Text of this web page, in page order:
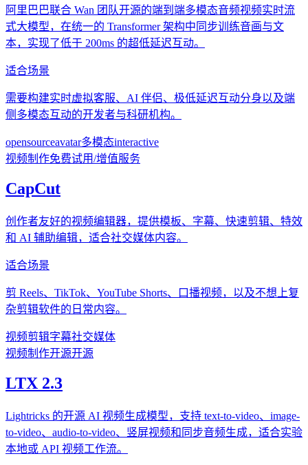
阿里巴巴联合 Wan 团队开源的端到端多模态音频视频实时流
式大模型，在统一的 Transformer 架构中同步训练音画与文
本，实现了低于 200ms 的超低延迟互动。
适合场景
需要构建实时虚拟客服、AI 伴侣、极低延迟互动分身以及端
侧多模态互动的开发者与科研机构。
opensourceavatar多模态interactive
视频制作免费试用/增值服务
CapCut
创作者友好的视频编辑器，提供模板、字幕、快速剪辑、特效
和 AI 辅助编辑，适合社交媒体内容。
适合场景
剪 Reels、TikTok、YouTube Shorts、口播视频，以及不想上复
杂剪辑软件的日常内容。
视频剪辑字幕社交媒体
视频制作开源开源
LTX 2.3
Lightricks 的开源 AI 视频生成模型，支持 text-to-video、image-
to-video、audio-to-video、竖屏视频和同步音频生成，适合实验
本地或 API 视频工作流。